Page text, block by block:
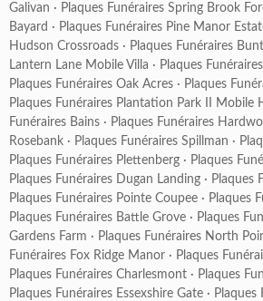
Galivan · Plaques Funéraires Spring Brook
Bayard · Plaques Funéraires Pine Manor
Hudson Crossroads · Plaques Funéraires
Lantern Lane Mobile Villa · Plaques
Plaques Funéraires Oak Acres · Plaques
Plaques Funéraires Plantation Park II Mobile
Funéraires Bains · Plaques Funéraires
Rosebank · Plaques Funéraires Spillman ·
Plaques Funéraires Plettenberg · Plaques
Plaques Funéraires Dugan Landing · Plaques
Plaques Funéraires Pointe Coupee · Plaques
Plaques Funéraires Battle Grove · Plaques
Gardens Farm · Plaques Funéraires North
Funéraires Fox Ridge Manor · Plaques
Plaques Funéraires Charlesmont · Plaques
Plaques Funéraires Essexshire Gate · Plaques